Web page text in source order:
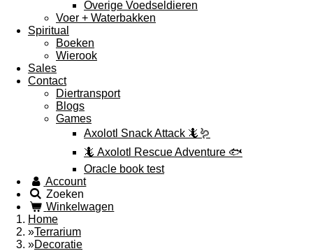
Overige Voedseldieren
Voer + Waterbakken
Spiritual
Boeken
Wierook
Sales
Contact
Diertransport
Blogs
Games
Axolotl Snack Attack 🦎🪱
🦎 Axolotl Rescue Adventure 🐟
Oracle book test
Account
Zoeken
Winkelwagen
Home
»Terrarium
»Decoratie